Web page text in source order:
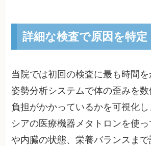
詳細な検査で原因を特定
当院では初回の検査に最も時間を
姿勢分析システムで体の歪みを
負担がかかっているかを可視化
シアの医療機器メタトロンを使
や内臓の状態、栄養バランスま